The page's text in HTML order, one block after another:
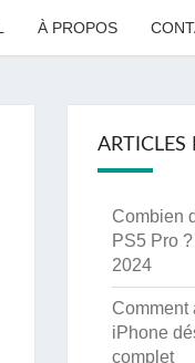
À PROPOS
ARTICLES
Combien
PS5 Pro
2024
Comment
iPhone
complet